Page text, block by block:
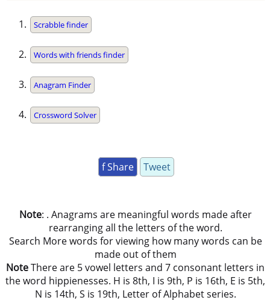
Scrabble finder
Words with friends finder
Anagram Finder
Crossword Solver
f Share Tweet
Note: . Anagrams are meaningful words made after
rearranging all the letters of the word.
Search More words for viewing how many words can be
made out of them
NoteThere are 5 vowel letters and 7 consonant letters in
the word hippienesses. H is 8th, I is 9th, P is 16th, E is 5th,
N is 14th, S is 19th, Letter of Alphabet series.